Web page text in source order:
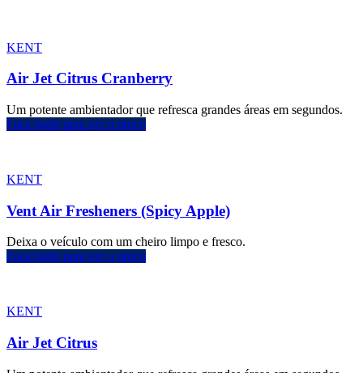
KENT
Air Jet Citrus Cranberry
Um potente ambientador que refresca grandes áreas em segundos.
Faça login para ver o preço
KENT
Vent Air Fresheners (Spicy Apple)
Deixa o veículo com um cheiro limpo e fresco.
Faça login para ver o preço
KENT
Air Jet Citrus